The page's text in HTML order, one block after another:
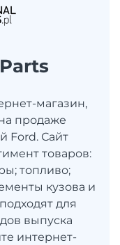
магазин,
продаже
Ford. Сайт
товаров:
топливо;
кузова и
для
выпуска
интернет-